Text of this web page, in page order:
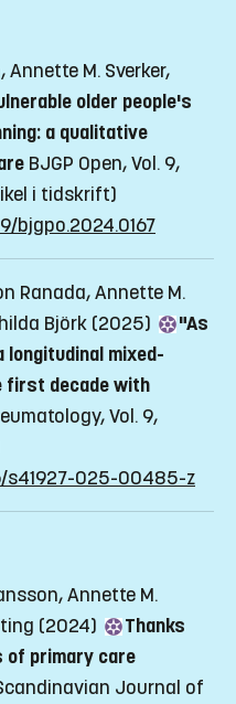
M. Sverker,
older people's
a qualitative
BJGP Open, Vol. 9,
i tidskrift)
bjgpo.2024.0167
Ranada, Annette M.
Björk (2025)
"As
longitudinal mixed-
first decade with
Vol. 9,
s41927-025-00485-z
Annette M.
(2024)
Thanks
of primary care
Journal of